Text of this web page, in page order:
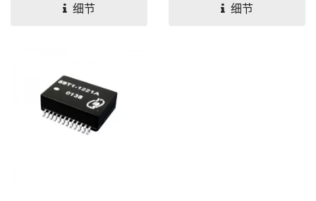
容(PM4354)。我们可以提
方案和客制化产品。
细节
可以提供专为T1/E1/CEPT
细节